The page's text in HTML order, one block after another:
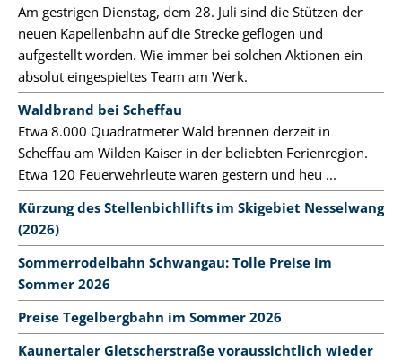
Am gestrigen Dienstag, dem 28. Juli sind die Stützen der
neuen Kapellenbahn auf die Strecke geflogen und
aufgestellt worden. Wie immer bei solchen Aktionen ein
absolut eingespieltes Team am Werk.
Waldbrand bei Scheffau
Etwa 8.000 Quadratmeter Wald brennen derzeit in
Scheffau am Wilden Kaiser in der beliebten Ferienregion.
Etwa 120 Feuerwehrleute waren gestern und heu ...
Kürzung des Stellenbichllifts im Skigebiet Nesselwang
(2026)
Sommerrodelbahn Schwangau: Tolle Preise im
Sommer 2026
Preise Tegelbergbahn im Sommer 2026
Kaunertaler Gletscherstraße voraussichtlich wieder